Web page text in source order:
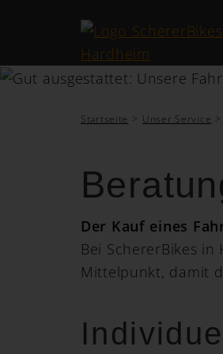
Startseite Unser Service
Der Kauf eines
Bei SchererBikes
Mittelpunkt, damit